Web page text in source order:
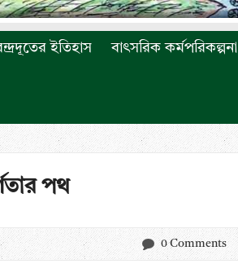
ইতিহাস বাৎসরিক কর্মপরিকল্পনা
পথ
0 Comments